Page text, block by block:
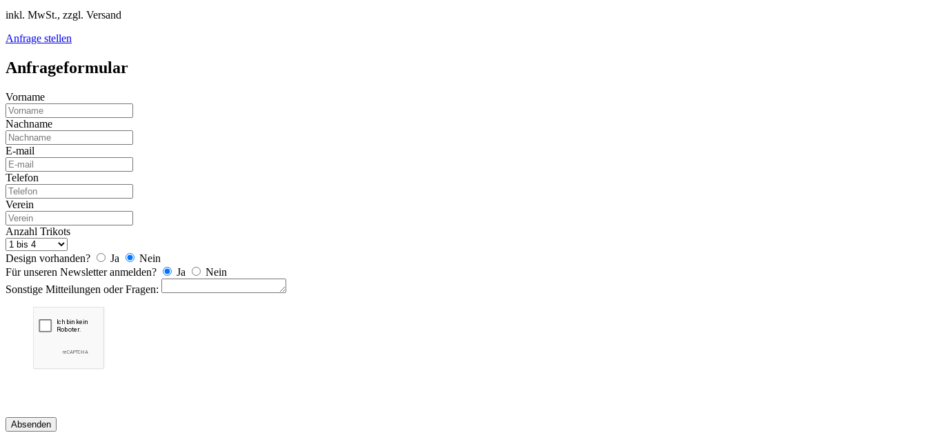
inkl. MwSt., zzgl. Versand
Anfrage stellen
Anfrageformular
Vorname
Nachname
E-mail
Telefon
Verein
Anzahl Trikots
Design vorhanden? Ja
Nein
Für unseren Newsletter anmelden?
Ja
Nein
Sonstige Mitteilungen oder Fragen:
Absenden